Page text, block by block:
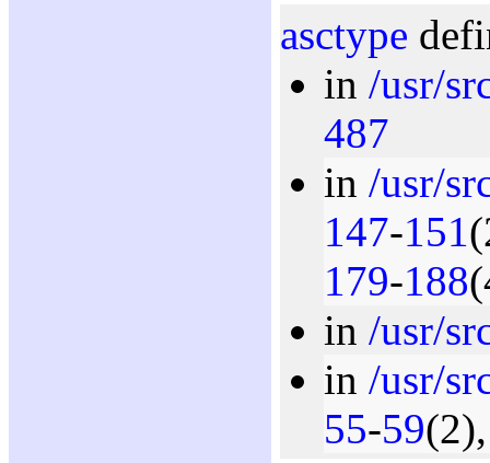
asctype
in /usr/
487
in /usr/
147-151
179-188
in /usr/
in /usr/
55-59